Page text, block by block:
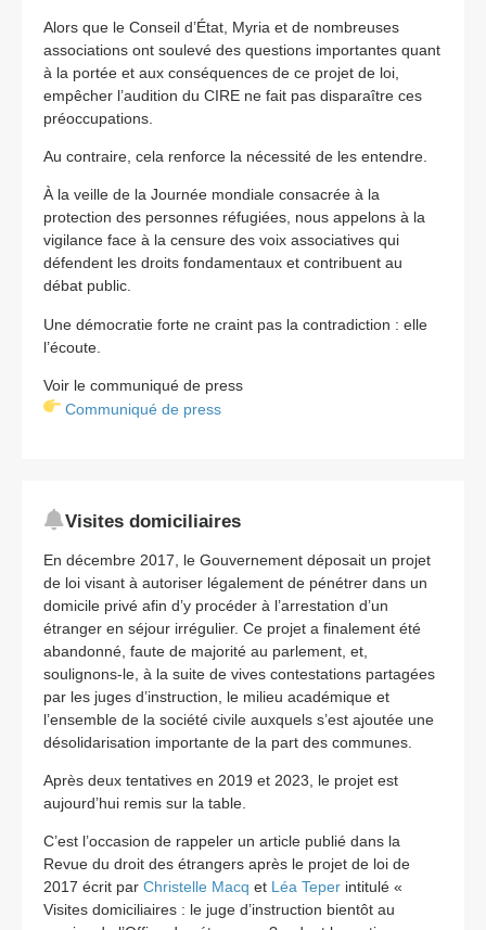
Alors que le Conseil d’État, Myria et de nombreuses
associations ont soulevé des questions importantes quant
à la portée et aux conséquences de ce projet de loi,
empêcher l’audition du CIRE ne fait pas disparaître ces
préoccupations.
Au contraire, cela renforce la nécessité de les entendre.
À la veille de la Journée mondiale consacrée à la
protection des personnes réfugiées, nous appelons à la
vigilance face à la censure des voix associatives qui
défendent les droits fondamentaux et contribuent au
débat public.
Une démocratie forte ne craint pas la contradiction : elle
l’écoute.
Voir le communiqué de press
Communiqué de press
Visites domiciliaires
En décembre 2017, le Gouvernement déposait un projet
de loi visant à autoriser légalement de pénétrer dans un
domicile privé afin d’y procéder à l’arrestation d’un
étranger en séjour irrégulier. Ce projet a finalement été
abandonné, faute de majorité au parlement, et,
soulignons-le, à la suite de vives contestations partagées
par les juges d’instruction, le milieu académique et
l’ensemble de la société civile auxquels s’est ajoutée une
désolidarisation importante de la part des communes.
Après deux tentatives en 2019 et 2023, le projet est
aujourd’hui remis sur la table.
C’est l’occasion de rappeler un article publié dans la
Revue du droit des étrangers après le projet de loi de
2017 écrit par Christelle Macq et Léa Teper intitulé «
Visites domiciliaires : le juge d’instruction bientôt au